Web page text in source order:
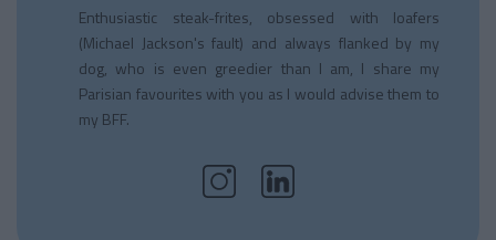
Enthusiastic steak-frites, obsessed with loafers
(Michael Jackson's fault) and always flanked by my
dog, who is even greedier than I am, I share my
Parisian favourites with you as I would advise them to
my BFF.